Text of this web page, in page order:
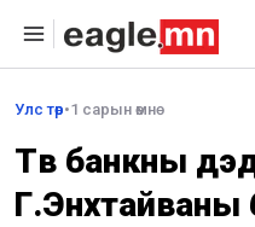
Улс төр•1 сарын өмнө
Төв банкны дэд
Г.Энхтайваны